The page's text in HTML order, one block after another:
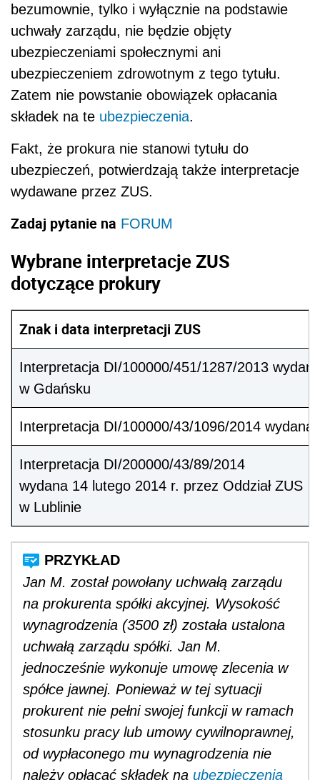
bezumownie, tylko i wyłącznie na podstawie
uchwały zarządu, nie będzie objęty
ubezpieczeniami społecznymi ani
ubezpieczeniem zdrowotnym z tego tytułu.
Zatem nie powstanie obowiązek opłacania
składek na te ubezpieczenia.
Fakt, że prokura nie stanowi tytułu do
ubezpieczeń, potwierdzają także interpretacje
wydawane przez ZUS.
Zadaj pytanie na FORUM
Wybrane interpretacje ZUS
dotyczące prokury
Znak i data interpretacji ZUS
Interpretacja DI/100000/451/1287/2013
w Gdańsku
Interpretacja DI/100000/43/1096/2014
Interpretacja DI/200000/43/89/2014
wydana 14 lutego 2014 r. przez Oddział ZUS
w Lublinie
Jan M. został powołany uchwałą zarządu
na prokurenta spółki akcyjnej. Wysokość
wynagrodzenia (3500 zł) została ustalona
uchwałą zarządu spółki. Jan M.
jednocześnie wykonuje umowę zlecenia w
spółce jawnej. Ponieważ w tej sytuacji
prokurent nie pełni swojej funkcji w ramach
stosunku pracy lub umowy cywilnoprawnej,
od wypłaconego mu wynagrodzenia nie
należy opłacać składek na ubezpieczenia